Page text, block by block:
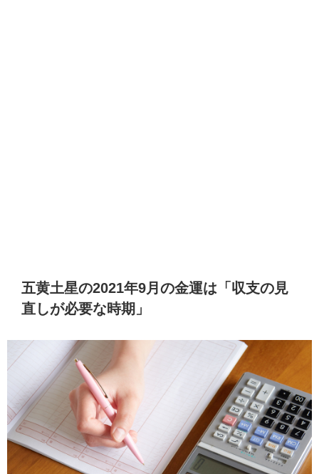
五黄土星の2021年9月の金運は「収支の見
直しが必要な時期」